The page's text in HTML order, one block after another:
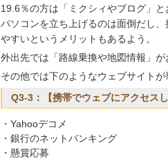
19.6％の方は「ミクシィやブログ」と
パソコンを立ち上げるのは面倒だし
やすいというメリットもあるよう。
外出先では「路線乗換や地図情報」が
その他では下のようなウェブサイトが
Q3-3：【携帯でウェブにアクセス
・Yahooデコメ
・銀行のネットバンキング
・懸賞応募